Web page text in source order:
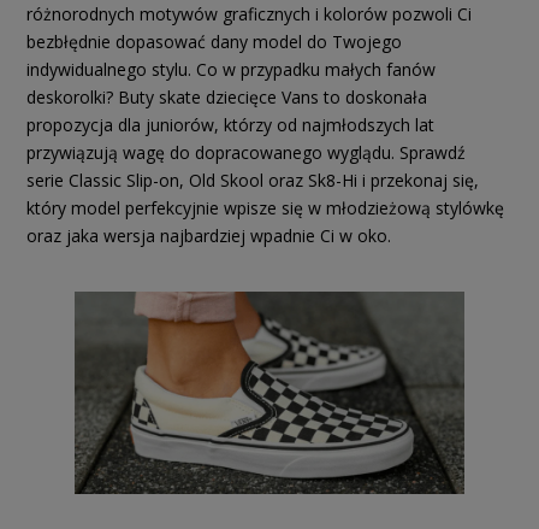
różnorodnych motywów graficznych i kolorów pozwoli Ci
bezbłędnie dopasować dany model do Twojego
indywidualnego stylu. Co w przypadku małych fanów
deskorolki? Buty skate dziecięce Vans to doskonała
propozycja dla juniorów, którzy od najmłodszych lat
przywiązują wagę do dopracowanego wyglądu. Sprawdź
serie Classic Slip-on, Old Skool oraz Sk8-Hi i przekonaj się,
który model perfekcyjnie wpisze się w młodzieżową stylówkę
oraz jaka wersja najbardziej wpadnie Ci w oko.